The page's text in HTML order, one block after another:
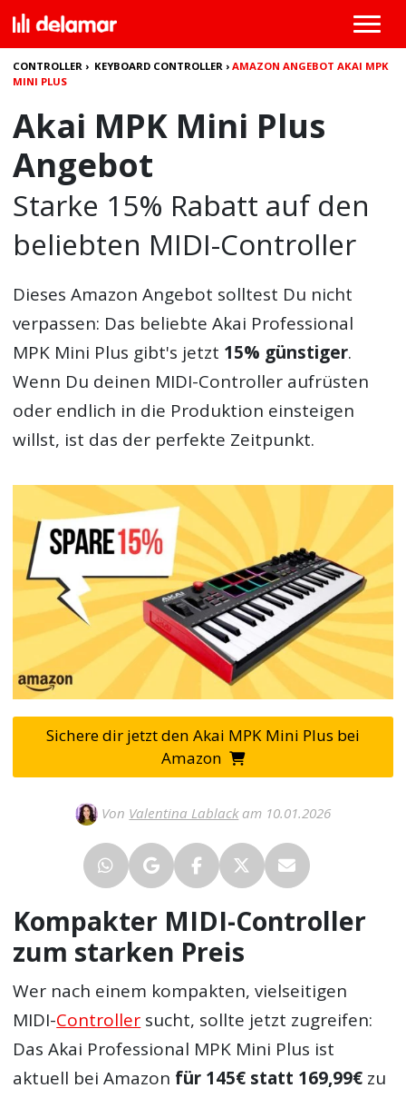
CONTROLLER › KEYBOARD CONTROLLER ›AMAZON ANGEBOT AKAI MPK
MINI PLUS
Akai MPK Mini Plus
Angebot
Starke 15% Rabatt auf den
beliebten MIDI-Controller
DiesesAmazon Angebot solltest Du nicht
verpassen: Das beliebteAkai Professional
MPK Mini Plus gibt's jetzt 15% günstiger.
Wenn Du deinen MIDI-Controller aufrüsten
oder endlich in die Produktion einsteigen
willst, ist das der perfekte Zeitpunkt.
Sichere dir jetzt den Akai MPK Mini Plus bei
Amazon
Von Valentina Lablack am 10.01.2026
Kompakter MIDI-Controller
zum starken Preis
Wer nach einem kompakten, vielseitigen
MIDI-Controller sucht, sollte jetzt zugreifen:
Das Akai Professional MPK Mini Plus ist
aktuell bei Amazon für 145€ statt 169,99€ zu